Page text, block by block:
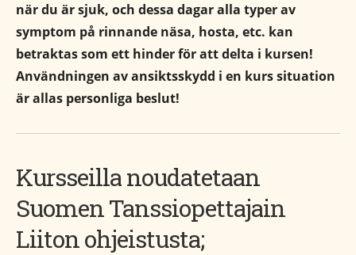
när du är sjuk, och dessa dagar alla typer av
symptom på rinnande näsa, hosta, etc. kan
betraktas som ett hinder för att delta i kursen!
Användningen av ansiktsskydd i en kurs situation
är allas personliga beslut!
Kursseilla noudatetaan
Suomen Tanssiopettajain
Liiton ohjeistusta;